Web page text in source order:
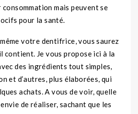
mais peuvent se
pour la santé.
votre dentifrice, vous saurez
contient. Je vous propose ici à la
des ingrédients tout simples,
et d’autres, plus élaborées, qui
achats. A vous de voir, quelle
de réaliser, sachant que les